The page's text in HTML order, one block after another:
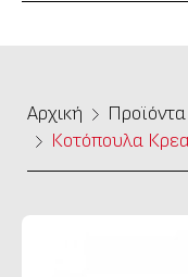
Αρχική Προϊόντα
Κοτόπουλα